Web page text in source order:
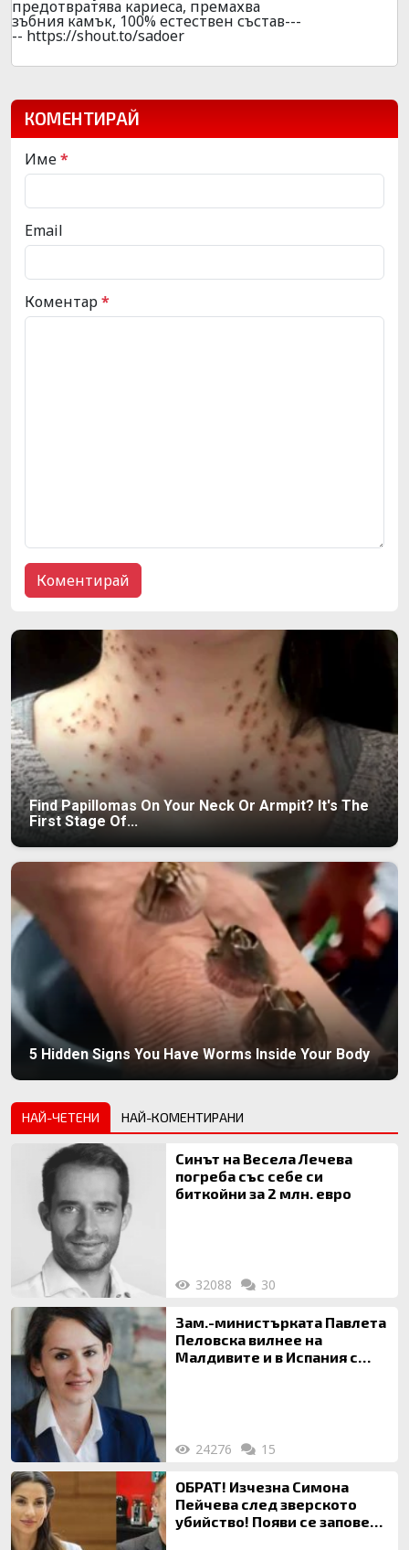
предотвратява кариеса, премахва
зъбния камък, 100% естествен състав---
-- https://shout.to/sadoer
КОМЕНТИРАЙ
Име*
Email
Коментар*
Find Papillomas On Your Neck Or Armpit? It's The
First Stage Of...
5 Hidden Signs You Have Worms Inside Your Body
НАЙ-ЧЕТЕНИ НАЙ-КОМЕНТИРАНИ
Синът на Весела Лечева
погреба със себе си
биткойни за 2 млн. евро
32088 30
Зам.-министърката Павлета
Пеловска вилнее на
Малдивите и в Испания с
24276 15
ОБРАТ! Изчезна Симона
Пейчева след зверското
убийство! Появи се заповед